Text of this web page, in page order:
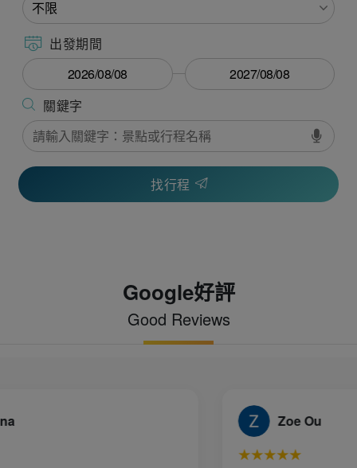
出發期間
找行程
Google好評
Good Reviews